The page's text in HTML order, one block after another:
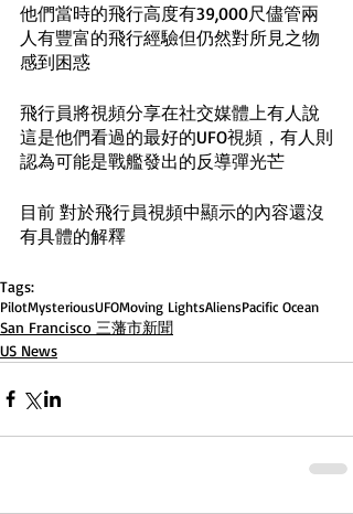
他們當時的飛行高度有39,000尺儘管兩
人有豐富的飛行經驗但仍然對所見之物
感到困惑
飛行員將視頻分享在社交媒體上有人說
這是他們看過的最好的UFO視頻，有人則
認為可能是戰艦發出的反導彈光芒
目前 對於飛行員視頻中顯示的內容還沒
有具體的解釋
Tags:
PilotMysteriousUFOMoving LightsAliensPacific Ocean
San Francisco 三藩市新聞
US News